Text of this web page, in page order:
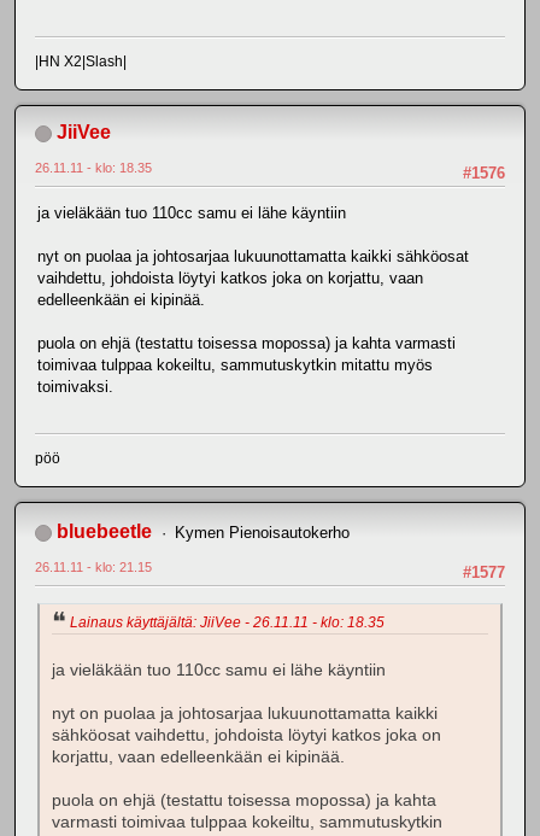
|HN X2|Slash|
JiiVee
#1576
26.11.11 - klo: 18.35
ja vieläkään tuo 110cc samu ei lähe käyntiin
nyt on puolaa ja johtosarjaa lukuunottamatta kaikki sähköosat
vaihdettu, johdoista löytyi katkos joka on korjattu, vaan
edelleenkään ei kipinää.
puola on ehjä (testattu toisessa mopossa) ja kahta varmasti
toimivaa tulppaa kokeiltu, sammutuskytkin mitattu myös
toimivaksi.
pöö
bluebeetle Kymen Pienoisautokerho
#1577
26.11.11 - klo: 21.15
Lainaus käyttäjältä: JiiVee - 26.11.11 - klo: 18.35
ja vieläkään tuo 110cc samu ei lähe käyntiin
nyt on puolaa ja johtosarjaa lukuunottamatta kaikki
sähköosat vaihdettu, johdoista löytyi katkos joka on
korjattu, vaan edelleenkään ei kipinää.
puola on ehjä (testattu toisessa mopossa) ja kahta
varmasti toimivaa tulppaa kokeiltu, sammutuskytkin